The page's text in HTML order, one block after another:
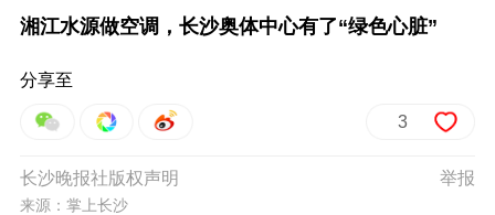
湘江水源做空调，长沙奥体中心有了“绿色心脏”
分享至
3
举报
长沙晚报社版权声明
来源：掌上长沙